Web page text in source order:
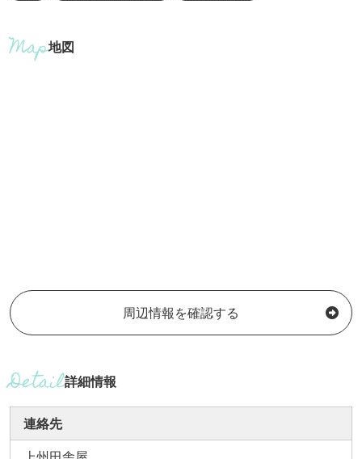
地図
周辺情報を確認する
詳細情報
連絡先